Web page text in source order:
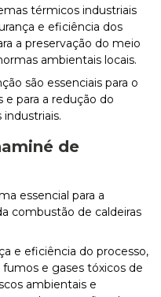
térmicos industriais
e eficiência dos
a preservação do meio
ambientais locais.
são essenciais para o
para a redução do
de
essencial para a
combustão de caldeiras
e eficiência do processo,
e gases tóxicos de
ambientais e